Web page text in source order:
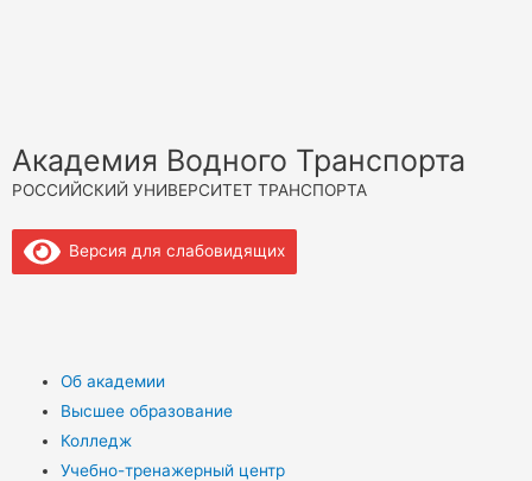
Академия Водного Транспорта
РОССИЙСКИЙ УНИВЕРСИТЕТ ТРАНСПОРТА
Версия для слабовидящих
Об академии
Высшее образование
Колледж
Учебно-тренажерный центр